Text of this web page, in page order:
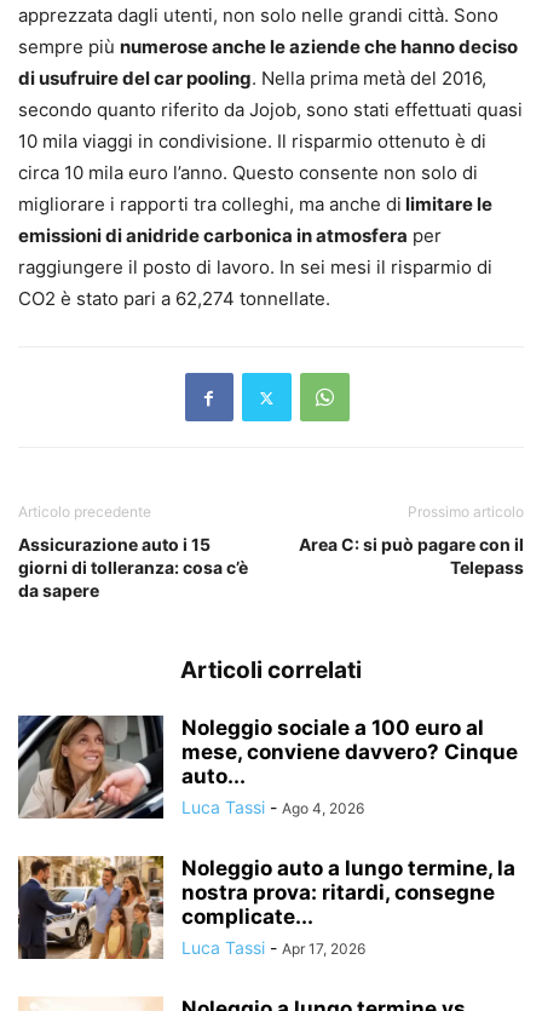
apprezzata dagli utenti, non solo nelle grandi città. Sono
sempre più numerose anche le aziende che hanno deciso
di usufruire del car pooling. Nella prima metà del 2016,
secondo quanto riferito da Jojob, sono stati effettuati quasi
10 mila viaggi in condivisione. Il risparmio ottenuto è di
circa 10 mila euro l’anno. Questo consente non solo di
migliorare i rapporti tra colleghi, ma anche di limitare le
emissioni di anidride carbonica in atmosfera per
raggiungere il posto di lavoro. In sei mesi il risparmio di
CO2 è stato pari a 62,274 tonnellate.
Articolo precedente
Assicurazione auto i 15
giorni di tolleranza: cosa c’è
da sapere
Prossimo articolo
Area C: si può pagare con il
Telepass
Articoli correlati
Noleggio sociale a 100 euro al
mese, conviene davvero? Cinque
auto...
Luca Tassi - Ago 4, 2026
Noleggio auto a lungo termine, la
nostra prova: ritardi, consegne
complicate...
Luca Tassi - Apr 17, 2026